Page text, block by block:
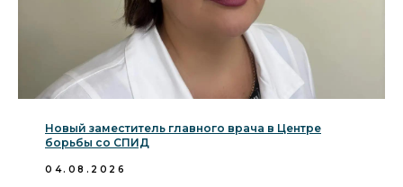
Новый заместитель главного врача в Центре
борьбы со СПИД
04.08.2026